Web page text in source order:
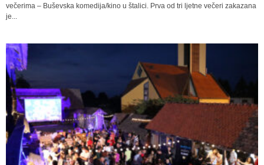
večerima – Buševska komedija/kino u štalici. Prva od tri ljetne večeri zakazana
je...